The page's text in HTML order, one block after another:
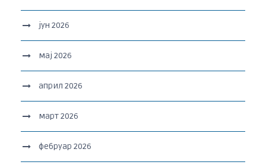
јун 2026
мај 2026
април 2026
март 2026
фебруар 2026